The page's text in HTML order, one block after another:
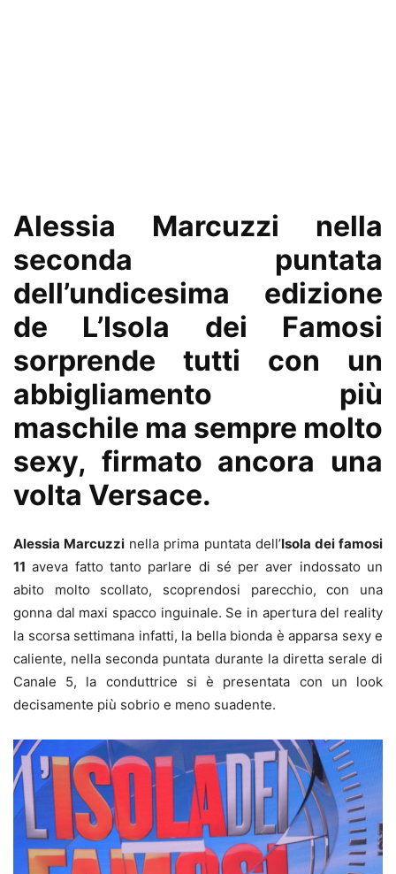
Alessia Marcuzzi nella
seconda puntata
dell’undicesima edizione
de L’Isola dei Famosi
sorprende tutti con un
abbigliamento più
maschile ma sempre molto
sexy, firmato ancora una
volta Versace.
Alessia Marcuzzi nella prima puntata dell’Isola dei famosi
11 aveva fatto tanto parlare di sé per aver indossato un
abito molto scollato, scoprendosi parecchio, con una
gonna dal maxi spacco inguinale. Se in apertura del reality
la scorsa settimana infatti, la bella bionda è apparsa sexy e
caliente, nella seconda puntata durante la diretta serale di
Canale 5, la conduttrice si è presentata con un look
decisamente più sobrio e meno suadente.